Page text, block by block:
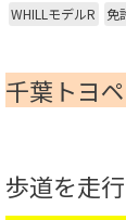
WHILLモデルR 免
千葉トヨ
歩道を走